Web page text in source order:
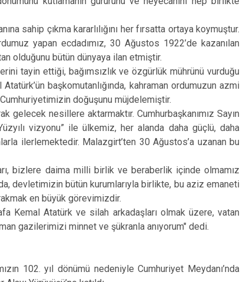
sahip çıkma kararlılığını her fırsatta ortaya koymuştur.
yapan ecdadımız, 30 Ağustos 1922’de kazanılan
olduğunu bütün dünyaya ilan etmiştir.
tayin ettiği, bağımsızlık ve özgürlük mührünü vurduğu
başkomutanlığında, kahraman ordumuzun azmi
doğuşunu müjdelemiştir.
nesillere aktarmaktır. Cumhurbaşkanımız Sayın
vizyonu” ile ülkemiz, her alanda daha güçlü, daha
ilerlemektedir. Malazgirt’ten 30 Ağustos’a uzanan bu
bizlere daima milli birlik ve beraberlik içinde olmamız
devletimizin bütün kurumlarıyla birlikte, bu aziz emaneti
en büyük görevimizdir.
Kemal Atatürk ve silah arkadaşları olmak üzere, vatan
gazilerimizi minnet ve şükranla anıyorum" dedi.
102. yıl dönümü nedeniyle Cumhuriyet Meydanı’nda